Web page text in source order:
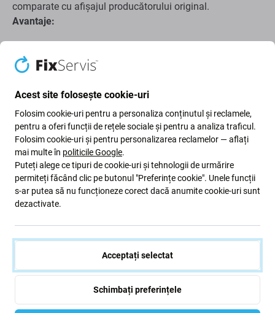
comparate cu afișajul producătorului original.
Avantaje:
Folosind tehnologia LCD
Dezavantaje:
Suprafață de afișare mai mică
Marginea inferioară puțin mai înaltă
Nu se poate afișa negru adevărat
Luminozitate redusă
Rezoluție mai mică
Nu acceptă Allways on display*
Consum mai mare de baterie în comparație cu
Acest site folosește cookie-uri
Folosim cookie-uri pentru a personaliza conținutul și reclamele,
pentru a oferi funcții de rețele sociale și pentru a analiza traficul.
Folosim cookie-uri și pentru personalizarea reclamelor — aflați
mai multe în politicile Google.
Puteți alege ce tipuri de cookie-uri și tehnologii de urmărire
permiteți făcând clic pe butonul "Preferințe cookie". Unele funcții
s-ar putea să nu funcționeze corect dacă anumite cookie-uri sunt
dezactivate.
Acceptați selectat
Schimbați preferințele